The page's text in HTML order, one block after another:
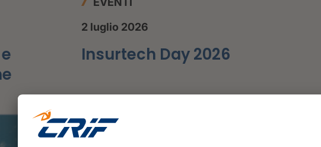
2 luglio 2026
Insurtech Day 2026